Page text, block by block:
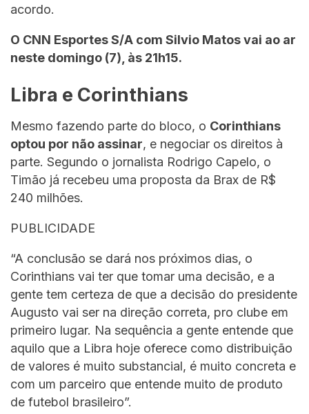
acordo.
O CNN Esportes S/A com Silvio Matos vai ao ar
neste domingo (7), às 21h15.
Libra e Corinthians
Mesmo fazendo parte do bloco, o Corinthians
optou por não assinar, e negociar os direitos à
parte. Segundo o jornalista Rodrigo Capelo, o
Timão já recebeu uma proposta da Brax de R$
240 milhões.
PUBLICIDADE
“A conclusão se dará nos próximos dias, o
Corinthians vai ter que tomar uma decisão, e a
gente tem certeza de que a decisão do presidente
Augusto vai ser na direção correta, pro clube em
primeiro lugar. Na sequência a gente entende que
aquilo que a Libra hoje oferece como distribuição
de valores é muito substancial, é muito concreta e
com um parceiro que entende muito de produto
de futebol brasileiro”.